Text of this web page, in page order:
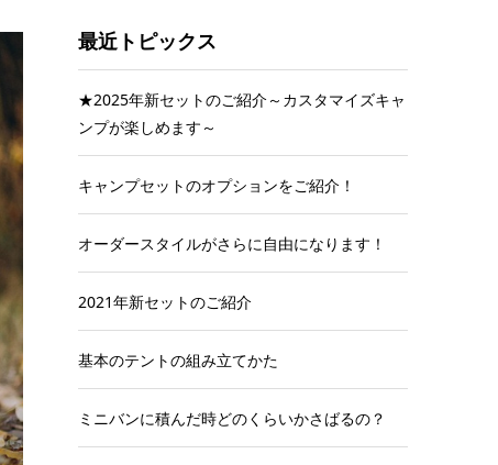
最近トピックス
★2025年新セットのご紹介～カスタマイズキャ
ンプが楽しめます～
キャンプセットのオプションをご紹介！
オーダースタイルがさらに自由になります！
2021年新セットのご紹介
基本のテントの組み立てかた
ミニバンに積んだ時どのくらいかさばるの？